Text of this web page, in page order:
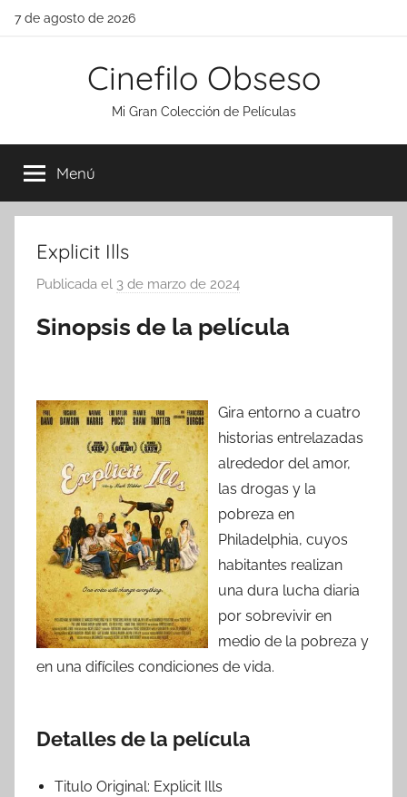
Saltar
7 de agosto de 2026
Cinefilo Obseso
Mi Gran Colección de Películas
Menú
Explicit Ills
Publicada el 3 de marzo de 2024
r
Sinopsis de la película
Gira entorno a cuatro
historias entrelazadas
alrededor del amor,
las drogas y la
pobreza en
Philadelphia, cuyos
habitantes realizan
una dura lucha diaria
por sobrevivir en
medio de la pobreza y
en una difíciles condiciones de vida.
Detalles de la película
Titulo Original: Explicit Ills